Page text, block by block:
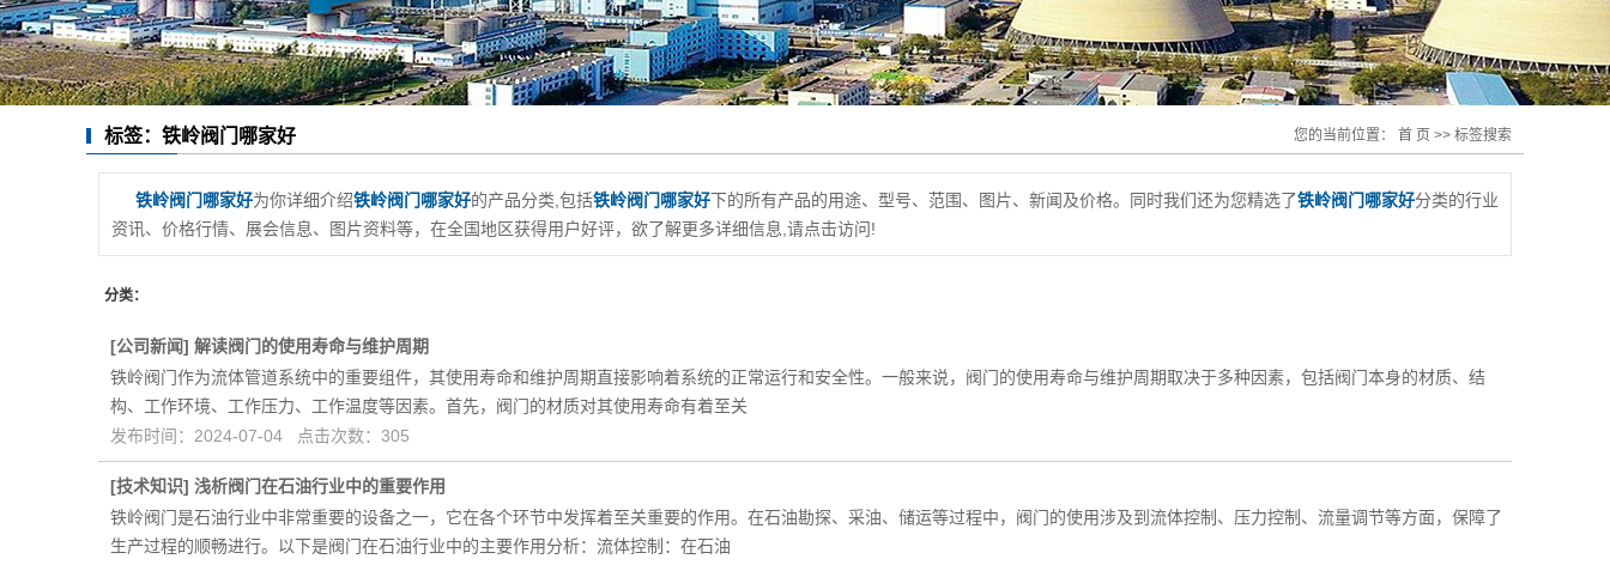
标签：铁岭阀门哪家好 您的当前位置： 首 页 >> 标签搜索
铁岭阀门哪家好为你详细介绍铁岭阀门哪家好的产品分类,包括铁岭阀门哪家好下的所有产品的用途、型号、范围、图片、新闻及价格。同时我们还为您精选了铁岭阀门哪家好分类的行业
资讯、价格行情、展会信息、图片资料等，在全国地区获得用户好评，欲了解更多详细信息,请点击访问!
分类：
[公司新闻] 解读阀门的使用寿命与维护周期
铁岭阀门作为流体管道系统中的重要组件，其使用寿命和维护周期直接影响着系统的正常运行和安全性。一般来说，阀门的使用寿命与维护周期取决于多种因素，包括阀门本身的材质、结
构、工作环境、工作压力、工作温度等因素。首先，阀门的材质对其使用寿命有着至关
发布时间：2024-07-04 点击次数：305
[技术知识] 浅析阀门在石油行业中的重要作用
铁岭阀门是石油行业中非常重要的设备之一，它在各个环节中发挥着至关重要的作用。在石油勘探、采油、储运等过程中，阀门的使用涉及到流体控制、压力控制、流量调节等方面，保障了
生产过程的顺畅进行。以下是阀门在石油行业中的主要作用分析：流体控制：在石油